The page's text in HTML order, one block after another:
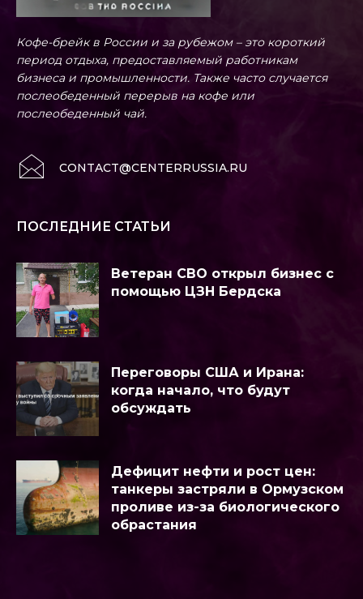
Кофе-брейк в России и за рубежом – это короткий
период отдыха, предоставляемый работникам
бизнеса и промышленности. Также часто случается
послеобеденный перерыв на кофе или
послеобеденный чай.
CONTACT@CENTERRUSSIA.RU
ПОСЛЕДНИЕ СТАТЬИ
Ветеран СВО открыл бизнес с
помощью ЦЗН Бердска
Переговоры США и Ирана:
когда начало, что будут
обсуждать
Дефицит нефти и рост цен:
танкеры застряли в Ормузском
проливе из-за биологического
обрастания